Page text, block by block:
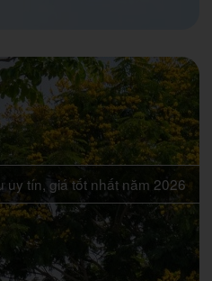
uy tín, giá tốt nhất năm 2026